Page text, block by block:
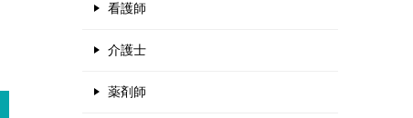
看護師
介護士
薬剤師